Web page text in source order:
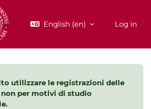
English ‎(en)‎ Log in
utilizzare le registrazioni delle
non per motivi di studio